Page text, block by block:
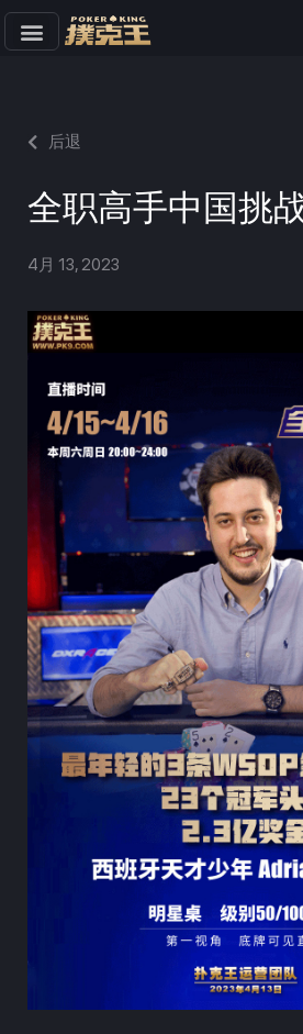
文
后退
全职高手中国挑
4月 13, 2023